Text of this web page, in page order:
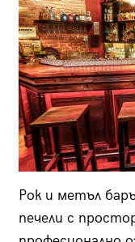
Рок и метъл
печели с